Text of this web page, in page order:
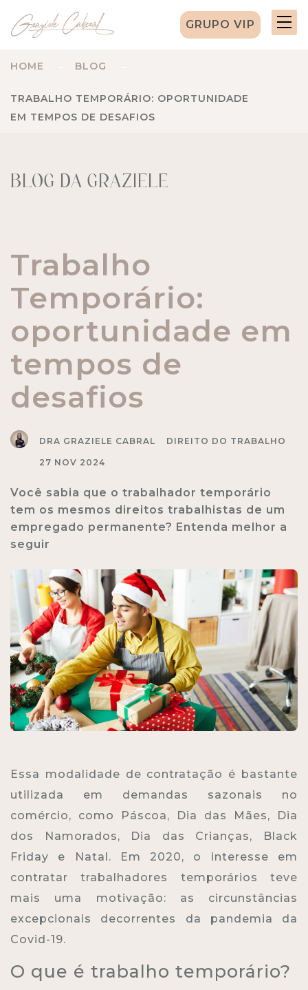
GRUPO VIP
HOME BLOG
TRABALHO TEMPORÁRIO: OPORTUNIDADE
EM TEMPOS DE DESAFIOS
BLOG DA GRAZIELE
Trabalho
Temporário:
oportunidade em
tempos de
desafios
DRA GRAZIELE CABRAL DIREITO DO TRABALHO
27 NOV 2024
Você sabia que o trabalhador temporário
tem os mesmos direitos trabalhistas de um
empregado permanente? Entenda melhor a
seguir
Essa modalidade de contratação é bastante
utilizada em demandas sazonais no
comércio, como Páscoa, Dia das Mães, Dia
dos Namorados, Dia das Crianças, Black
Friday e Natal. Em 2020, o interesse em
contratar trabalhadores temporários teve
mais uma motivação: as circunstâncias
excepcionais decorrentes da pandemia da
Covid-19.
O que é trabalho temporário?